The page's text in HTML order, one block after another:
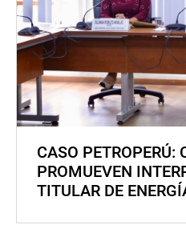
CASO PETROPERÚ:
PROMUEVEN
TITULAR DE